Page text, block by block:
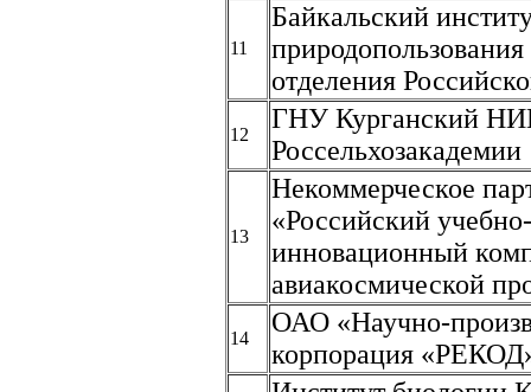
11
Байкальский
отделения
12
ГНУ Курганский
Россельхозакадемии
13
Некоммерческое
«Российский
инновационный
авиакосмической
14
ОАО «Научно-
корпорация